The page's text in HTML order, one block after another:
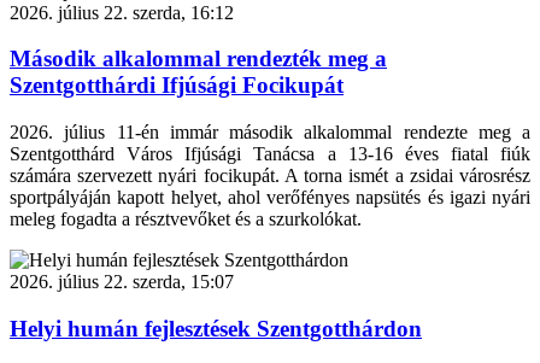
2026. július 22. szerda, 16:12
Második alkalommal rendezték meg a
Szentgotthárdi Ifjúsági Focikupát
2026. július 11-én immár második alkalommal rendezte meg a
Szentgotthárd Város Ifjúsági Tanácsa a 13-16 éves fiatal fiúk
számára szervezett nyári focikupát. A torna ismét a zsidai városrész
sportpályáján kapott helyet, ahol verőfényes napsütés és igazi nyári
meleg fogadta a résztvevőket és a szurkolókat.
2026. július 22. szerda, 15:07
Helyi humán fejlesztések Szentgotthárdon